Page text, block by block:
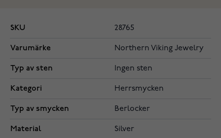
SKU 28765
Varumärke Northern Viking Jewelry
Typ av sten Ingen sten
Kategori Herrsmycken
Typ av smycken Berlocker
Material Silver